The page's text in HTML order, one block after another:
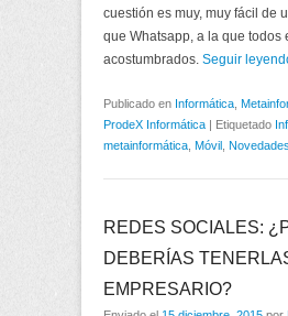
cuestión es muy, muy fácil de
que Whatsapp, a la que todos
acostumbrados. Seguir
Publicado en Informática,
ProdeX Informática
Etiquetado
metainformática, Móvil , Novedades
REDES SOCIALES:
DEBERÍAS
EMPRESARIO?